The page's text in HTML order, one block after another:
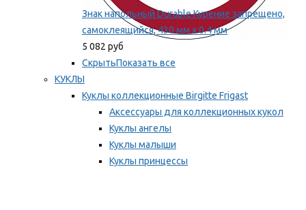
Знак напольный Durable Курение запрещено,
самоклеящийся, 430 мм х 0.4 мм
5 082 руб
СкрытьПоказать все
КУКЛЫ
Куклы коллекционные Birgitte Frigast
Аксессуары для коллекционных кукол
Куклы ангелы
Куклы малыши
Куклы принцессы